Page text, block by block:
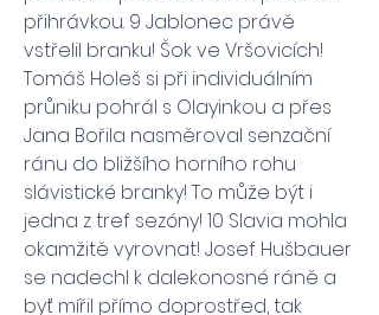
přihrávkou. 9 Jablonec právě
vstřelil branku! Šok ve Vršovicích!
Tomáš Holeš si při individuálním
průniku pohrál s Olayinkou a přes
Jana Bořila nasměroval senzační
ránu do bližšího horního rohu
slávistické branky! To může být i
jedna z tref sezóny! 10 Slavia mohla
okamžitě vyrovnat! Josef Hušbauer
se nadechl k dalekonosné ráně a
byť mířil přímo doprostřed, tak